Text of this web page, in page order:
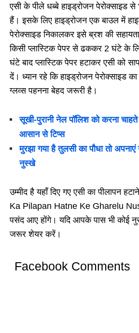
एसी के पीले धब्बे हाइड्रोजन पेरोक्साइड
हैं। इसके लिए हाइड्रोजन एक बाउल में
पेरोक्साइड निकालकर इसे ब्रश की
किसी प्लास्टिक पेपर से ढककर 2 घंटे के
घंटे बाद प्लास्टिक पेपर हटाकर एसी को
दें। ध्यान रहे कि हाइड्रोजन पेरोक्साइड
ग्लव्स पहनना बेहद जरूरी है।
सूखी-पुरानी नेल पॉलिश को करना
आसान से टिप्स
मुरझा गया है तुलसी का पौधा तो
नुस्खे
उम्मीद है यहाँ दिए गए एसी का पीलापन
Ka Pilapan Hatne Ke Gharelu
पसंद आए होंगे। यदि आपके पास भी कोई
जरूर शेयर करें।
Facebook Comments